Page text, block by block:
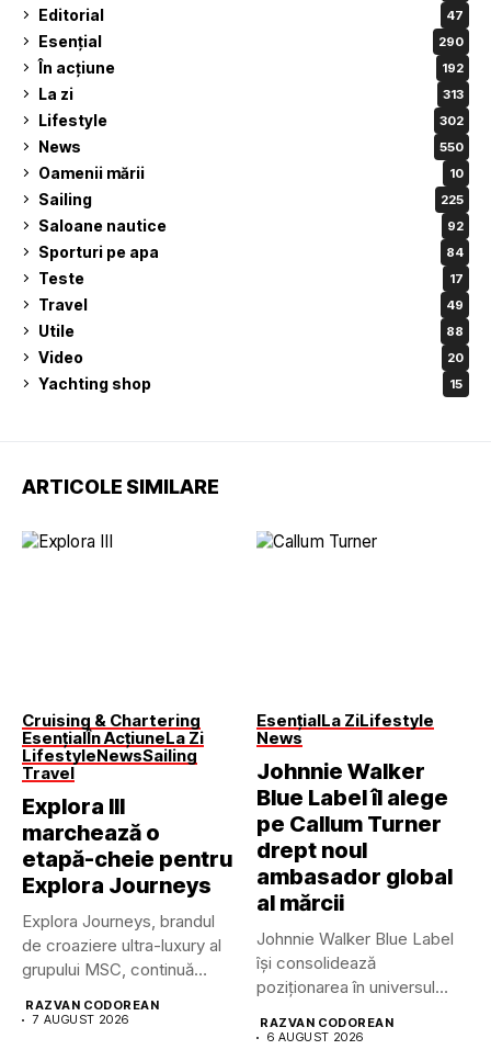
Editorial 47
Esențial 290
În acțiune 192
La zi 313
Lifestyle 302
News 550
Oamenii mării 10
Sailing 225
Saloane nautice 92
Sporturi pe apa 84
Teste 17
Travel 49
Utile 88
Video 20
Yachting shop 15
ARTICOLE SIMILARE
Cruising & Chartering
EsențialÎn AcțiuneLa Zi
LifestyleNewsSailing
Travel
Explora III
marchează o
etapă-cheie pentru
Explora Journeys
Explora Journeys, brandul
de croaziere ultra-luxury al
grupului MSC, continuă
RAZVAN CODOREAN
7 AUGUST 2026
EsențialLa ZiLifestyle
News
Johnnie Walker
Blue Label îl alege
pe Callum Turner
drept noul
ambasador global
al mărcii
Johnnie Walker Blue Label
își consolidează
poziționarea în universul
RAZVAN CODOREAN
6 AUGUST 2026